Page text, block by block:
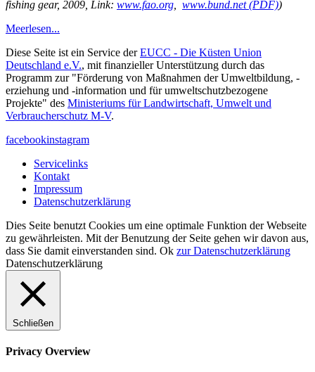
fishing gear, 2009, Link: www.fao.org www.bund.net (PDF))
Meerlesen...
Diese Seite ist ein Service derEUCC - Die Küsten Union
Deutschland e.V., mit finanzieller Unterstützung durch das
Programm zur "Förderung von Maßnahmen der Umweltbildung, -
erziehung und -information und für umweltschutzbezogene
Projekte" des Ministeriums für Landwirtschaft, Umwelt und
Verbraucherschutz M-V.
facebookinstagram
Servicelinks
Kontakt
Impressum
Datenschutzerklärung
Dies Seite benutzt Cookies um eine optimale Funktion der Webseite
zu gewährleisten. Mit der Benutzung der Seite gehen wir davon aus,
dass Sie damit einverstanden sind. Ok zur Datenschutzerklärung
Datenschutzerklärung
Schließen
Privacy Overview